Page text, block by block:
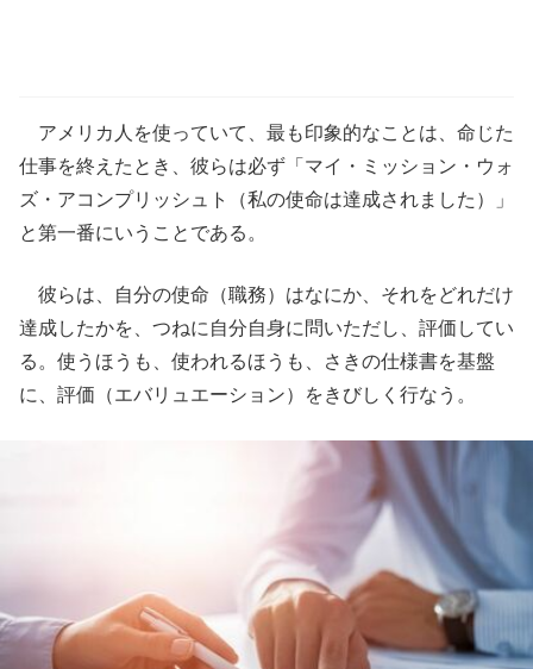
アメリカ人を使っていて、最も印象的なことは、命じた
仕事を終えたとき、彼らは必ず「マイ・ミッション・ウォ
ズ・アコンプリッシュト（私の使命は達成されました）」
と第一番にいうことである。
彼らは、自分の使命（職務）はなにか、それをどれだけ
達成したかを、つねに自分自身に問いただし、評価してい
る。使うほうも、使われるほうも、さきの仕様書を基盤
に、評価（エバリュエーション）をきびしく行なう。